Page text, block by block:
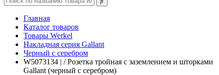
Главная
Каталог товаров
Товары Werkel
Накладная серия Gallant
Черный с серебром
W5073134 | / Розетка тройная с заземлением и шторками
Gallant (черный с серебром)